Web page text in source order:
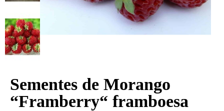
Sementes de Morango
“Framberry“ framboesa